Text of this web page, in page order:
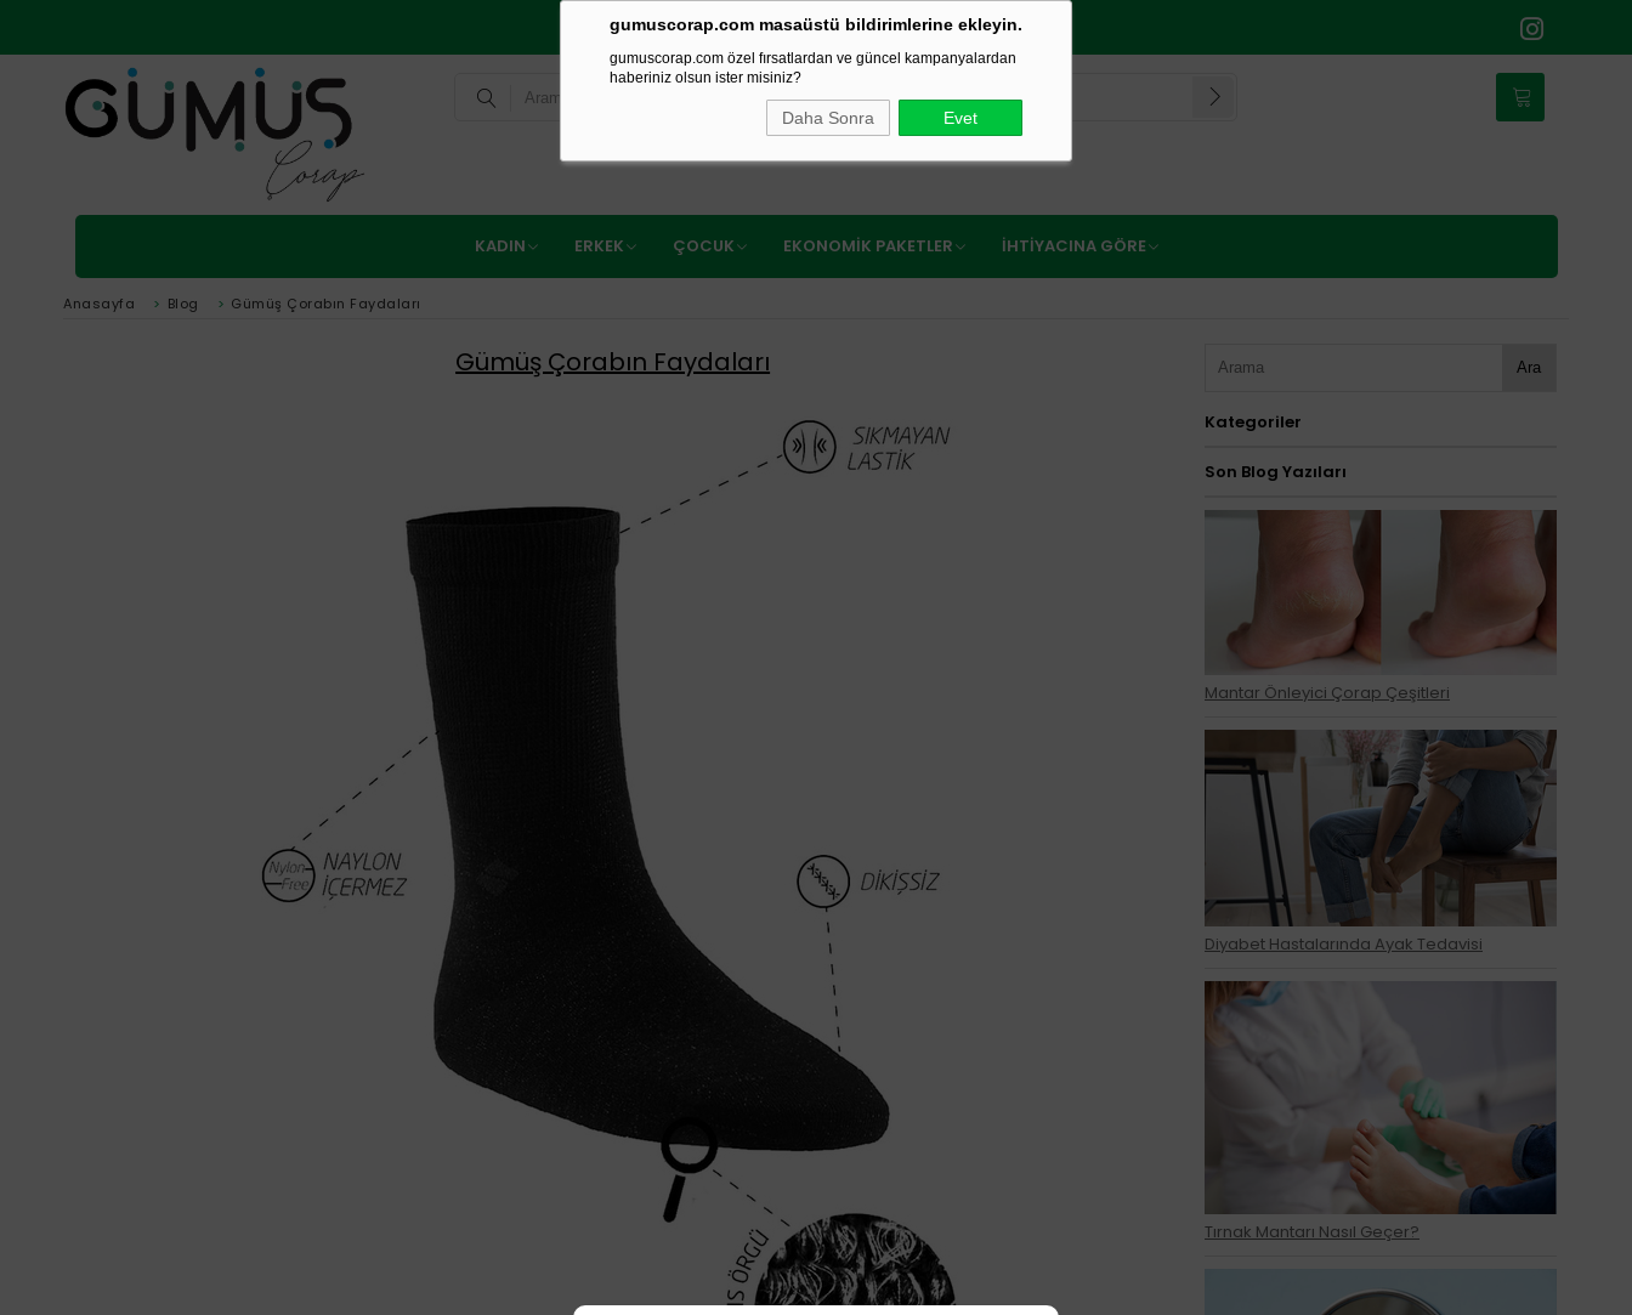
gumuscorap.com masaüstü bildirimlerine ekleyin.
gumuscorap.com özel fırsatlardan ve güncel kampanyalardan
haberiniz olsun ister misiniz?
Daha Sonra Evet
750₺ VE ÜZERİ ÜCRETSİZ KARGO
KADIN ERKEK ÇOCUK EKONOMIK PAKETLER İHTIYACINA GÖRE
Anasayfa > Blog > Gümüş Çorabın Faydaları
Gümüş Çorabın Faydaları Ara
Kategoriler
Son Blog Yazıları
Mantar Önleyici Çorap Çeşitleri
Diyabet Hastalarında Ayak Tedavisi
Tırnak Mantarı Nasıl Geçer?